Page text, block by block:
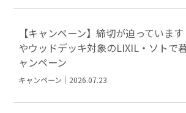
【キャンペーン】締切が迫っていま
やウッドデッキ対象のLIXIL・ソトで
ャンペーン
キャンペーン｜2026.07.23